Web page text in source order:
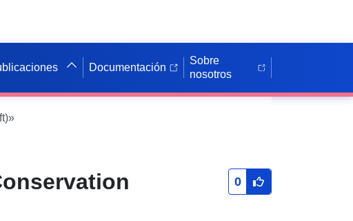
Documentación
Sobre
nosotros
0